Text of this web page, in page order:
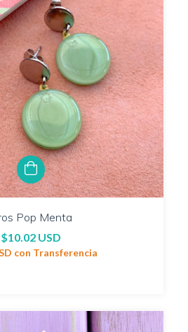
Pop Menta
$10.02 USD
con Transferencia